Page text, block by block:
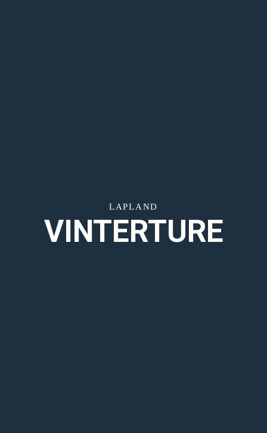
LAPLAND
VINTERTURE